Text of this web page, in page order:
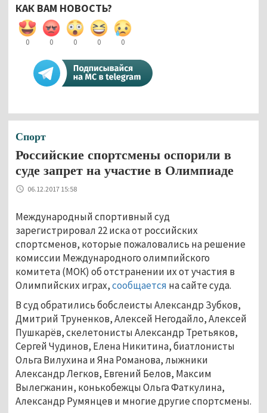
КАК ВАМ НОВОСТЬ?
0 0 0 0 0
Спорт
Российские спортсмены оспорили в
суде запрет на участие в Олимпиаде
06.12.2017 15:58
Международный спортивный суд
зарегистрировал 22 иска от российских
спортсменов, которые пожаловались на решение
комиссии Международного олимпийского
комитета (МОК) об отстранении их от участия в
Олимпийских играх,сообщается на сайте суда.
В суд обратились бобслеисты Александр Зубков,
Дмитрий Труненков, Алексей Негодайло, Алексей
Пушкарёв, скелетонисты Александр Третьяков,
Сергей Чудинов, Елена Никитина, биатлонисты
Ольга Вилухина и Яна Романова, лыжники
Александр Легков, Евгений Белов, Максим
Вылегжанин, конькобежцы Ольга Фаткулина,
Александр Румянцев и многие другие спортсмены.